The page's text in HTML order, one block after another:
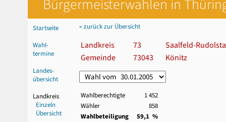
Bürgermeisterwahlen in
Startseite
Wahl-
termine
Landes-
übersicht
Landkreis
Einzeln
Übersicht
« zurück zur Übersicht
Landkreis 73
Saalfeld-
Gemeinde
73043 Könitz
Wahlberechtigte
1 452
Wähler
858
Wahlbeteiligung
59,1 %